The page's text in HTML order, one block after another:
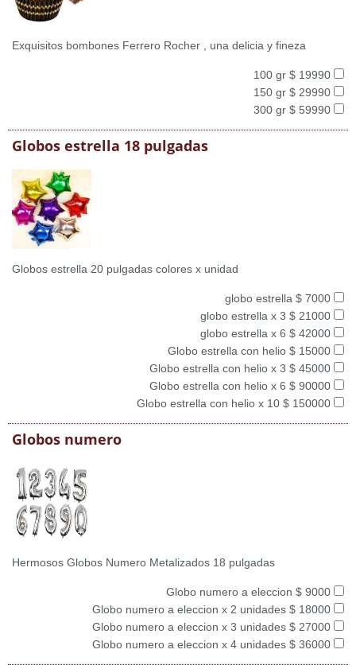
Exquisitos bombones Ferrero Rocher , una delicia y fineza
100 gr $ 19990
150 gr $ 29990
300 gr $ 59990
Globos estrella 18 pulgadas
Globos estrella 20 pulgadas colores x unidad
globo estrella $ 7000
globo estrella x 3 $ 21000
globo estrella x 6 $ 42000
Globo estrella con helio $ 15000
Globo estrella con helio x 3 $ 45000
Globo estrella con helio x 6 $ 90000
Globo estrella con helio x 10 $ 150000
Globos numero
Hermosos Globos Numero Metalizados 18 pulgadas
Globo numero a eleccion $ 9000
Globo numero a eleccion x 2 unidades $ 18000
Globo numero a eleccion x 3 unidades $ 27000
Globo numero a eleccion x 4 unidades $ 36000